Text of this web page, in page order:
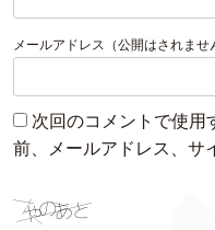
メールアドレス（公開はされませ
次回のコメントで使用
前、メールアドレス、サ